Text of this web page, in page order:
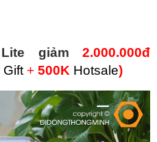
giảm 2.000.000đ
Gift + 500K Hotsale)